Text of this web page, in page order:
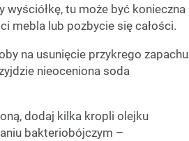
wyściółkę, tu może być konieczna
mebla lub pozbycie się całości.
na usunięcie przykrego zapachu
nieoceniona soda
dodaj kilka kropli olejku
bakteriobójczym –